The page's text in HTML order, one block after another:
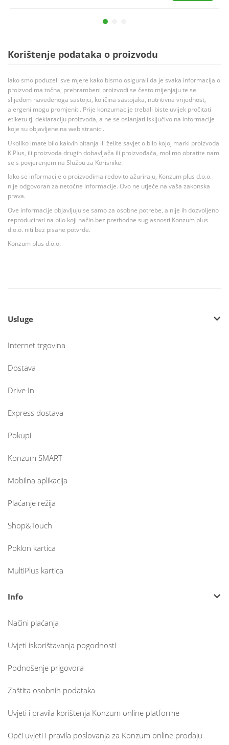
Korištenje podataka o proizvodu
Iako smo poduzeli sve mjere kako bismo osigurali da je svaka informacija o
proizvodima točna, prehrambeni proizvodi se često mijenjaju te se
slijedom navedenoga sastojci, količina sastojaka, nutritivna vrijednost,
alergeni mogu promjeniti. Prije konzumacije trebali biste uvijek pročitati
etiketu tj. deklaraciju proizvoda, a ne se oslanjati isključivo na informacije
koje su objavljene na web stranici.
Ukoliko imate bilo kakvih pitanja ili želite savjet o bilo kojoj marki proizvoda
K Plus, ili proizvoda drugih dobavljača ili proizvođača, molimo obratite nam
se s povjerenjem na Službu za Korisnike.
Iako se informacije o proizvodima redovito ažuriraju, Konzum plus d.o.o.
nije odgovoran za netočne informacije. Ovo ne utječe na vaša zakonska
prava.
Ove informacije objavljuju se samo za osobne potrebe, a nije ih dozvoljeno
reproducirati na bilo koji način bez prethodne suglasnosti Konzum plus
d.o.o. niti bez pisane potvrde.
Konzum plus d.o.o.
Usluge
Internet trgovina
Dostava
Drive In
Express dostava
Pokupi
Konzum SMART
Mobilna aplikacija
Plaćanje režija
Shop&Touch
Poklon kartica
MultiPlus kartica
Info
Načini plaćanja
Uvjeti iskorištavanja pogodnosti
Podnošenje prigovora
Zaštita osobnih podataka
Uvjeti i pravila korištenja Konzum online platforme
Opći uvjeti i pravila poslovanja za Konzum online prodaju